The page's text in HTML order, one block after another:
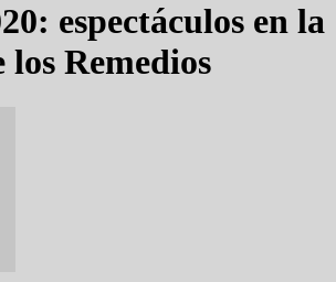
espectáculos en la
los Remedios